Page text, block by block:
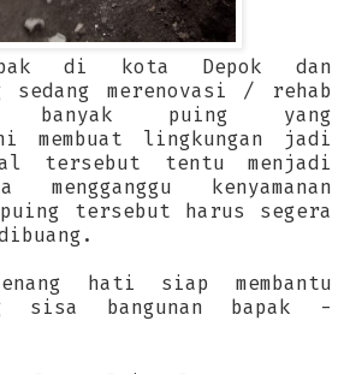
di kota Depok dan
sedang merenovasi / rehab
banyak puing yang
membuat lingkungan jadi
tersebut tentu menjadi
mengganggu kenyamanan
tersebut harus segera
hati siap membantu
sisa bangunan bapak -